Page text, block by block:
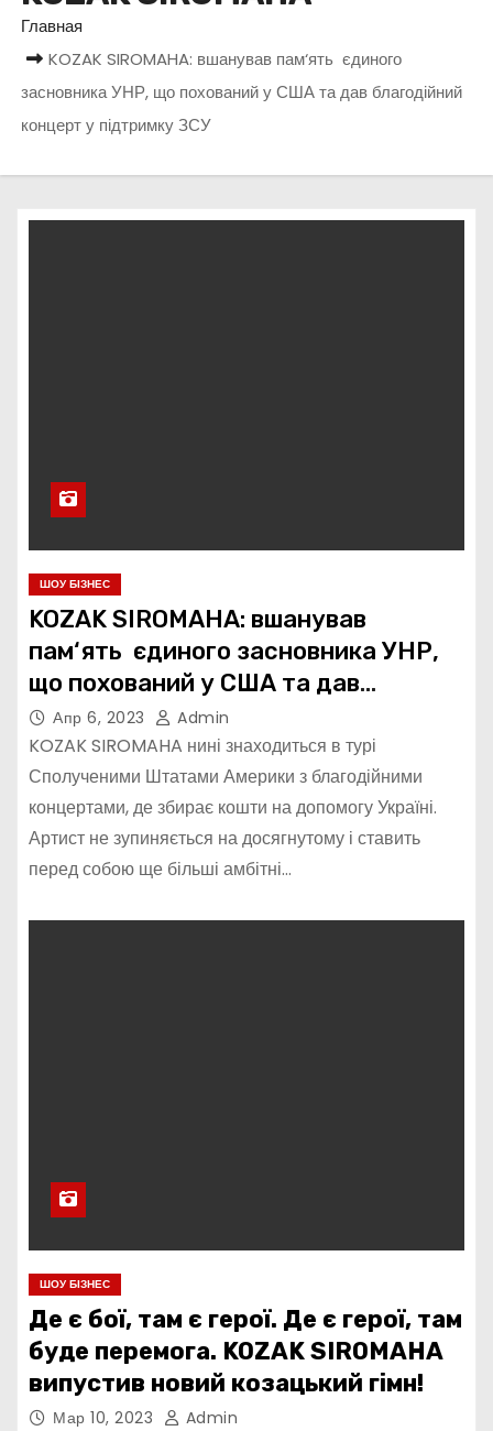
Главная
KOZAK SIROMAHA: вшанував пам‘ять єдиного
засновника УНР, що похований у США та дав благодійний
концерт у підтримку ЗСУ
ШОУ БІЗНЕС
KOZAK SIROMAHA: вшанував
пам‘ять єдиного засновника УНР,
що похований у США та дав
благодійний концерт у підтримку
ЗСУ
Апр 6, 2023 Admin
KOZAK SIROMAHA нині знаходиться в турі
Сполученими Штатами Америки з благодійними
концертами, де збирає кошти на допомогу Україні.
Артист не зупиняється на досягнутому і ставить
перед собою ще більші амбітні…
ШОУ БІЗНЕС
Де є бої, там є герої. Де є герої, там
буде перемога. KOZAK SIROMAHA
випустив новий козацький гімн!
Мар 10, 2023 Admin